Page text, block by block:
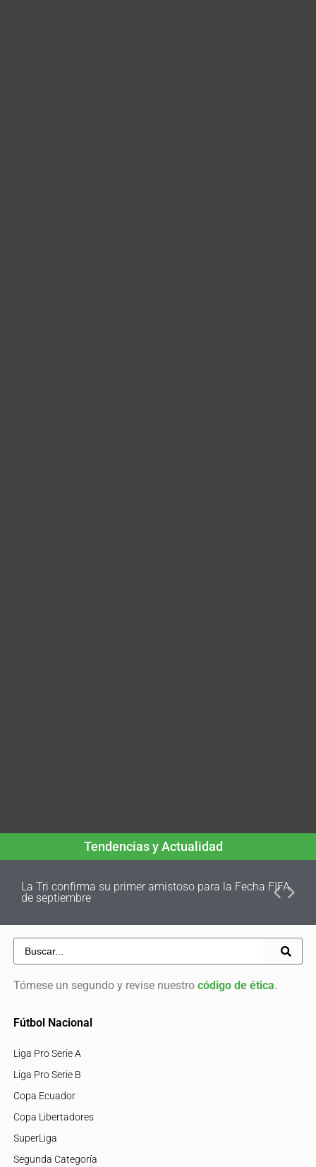
Tendencias y Actualidad
La Tri confirma su primer amistoso para la Fecha FIFA
de septiembre
Tómese un segundo y revise nuestro código de ética.
Fútbol Nacional
Liga Pro Serie A
Liga Pro Serie B
Copa Ecuador
Copa Libertadores
SuperLiga
Segunda Categoría